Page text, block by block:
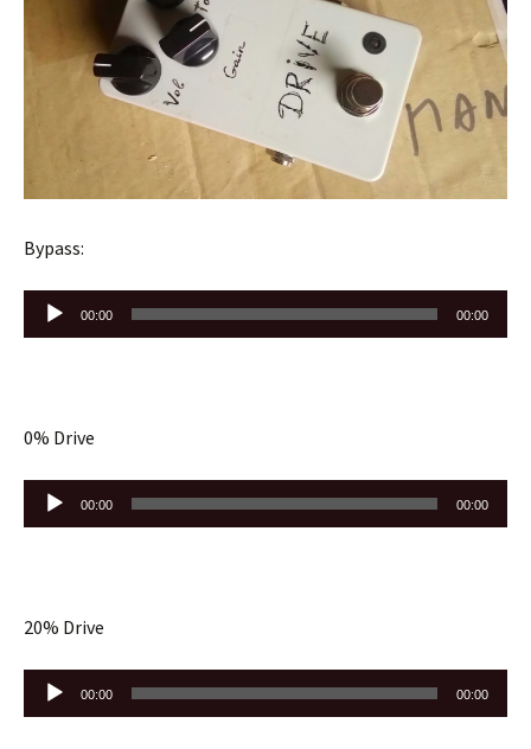
Bypass:
Lecteur
audio
00:00 00:00
0% Drive
Lecteur
audio
00:00 00:00
20% Drive
Lecteur
audio
00:00 00:00